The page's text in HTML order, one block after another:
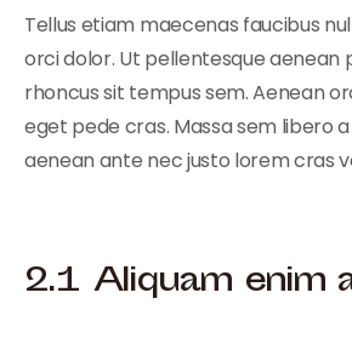
Tellus etiam maecenas faucibus
orci dolor. Ut pellentesque aenean
rhoncus sit tempus sem. Aenean
eget pede cras. Massa sem libero
aenean ante nec justo lorem cras
Aliquam enim